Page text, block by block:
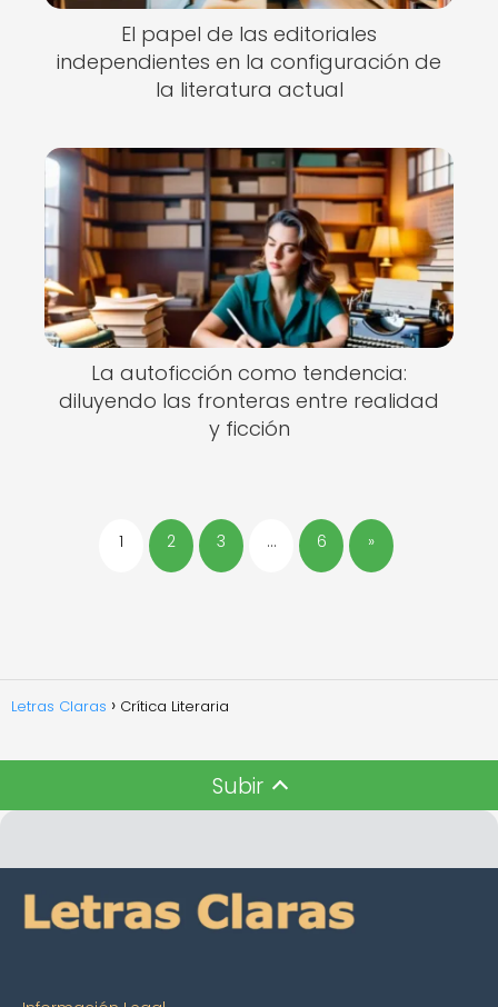
El papel de las editoriales
independientes en la configuración de
la literatura actual
La autoficción como tendencia:
diluyendo las fronteras entre realidad
y ficción
1 2 3 … 6 »
Letras Claras Crítica Literaria
Subir